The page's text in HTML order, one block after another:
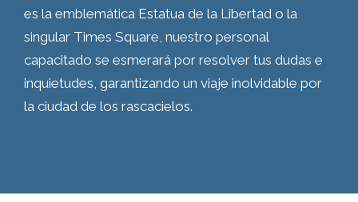
es la emblemática Estatua de la Libertad o la
singular Times Square, nuestro personal
capacitado se esmerará por resolver tus dudas e
inquietudes, garantizando un viaje inolvidable por
la ciudad de los rascacielos.